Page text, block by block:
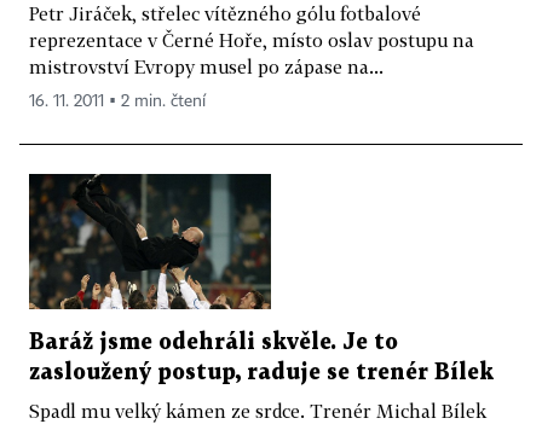
Petr Jiráček, střelec vítězného gólu fotbalové
reprezentace v Černé Hoře, místo oslav postupu na
mistrovství Evropy musel po zápase na...
16. 11. 2011 ▪ 2 min. čtení
Baráž jsme odehráli skvěle. Je to
zasloužený postup, raduje se trenér Bílek
Spadl mu velký kámen ze srdce. Trenér Michal Bílek